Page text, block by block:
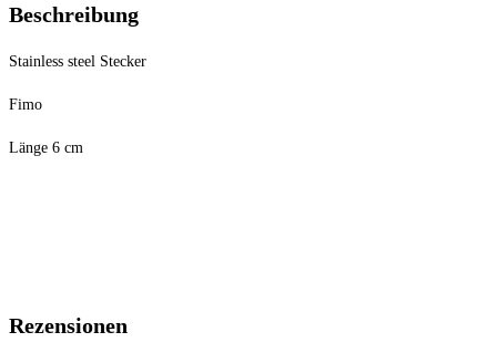
Beschreibung
Stainless steel Stecker
Fimo
Länge 6 cm
Rezensionen